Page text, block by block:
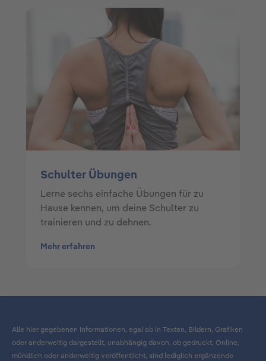
Schulter Übungen
Lerne sechs einfache Übungen für zu
Hause kennen, um deine Schulter zu
trainieren und zu dehnen.
Mehr erfahren
Alle hier gegebenen Informationen, egal ob in Texten, Bildern, Grafiken
oder anderweitig dargestellt, unabhängig davon, ob gedruckt, Online,
mündlich oder anderweitig veröffentlicht, sind lediglich ergänzende